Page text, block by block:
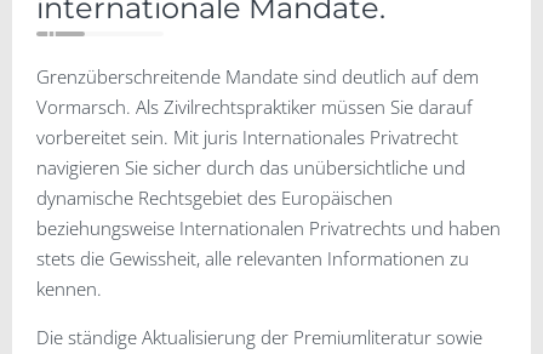
internationale Mandate.
Grenzüberschreitende Mandate sind deutlich auf dem
Vormarsch. Als Zivilrechtspraktiker müssen Sie darauf
vorbereitet sein. Mit juris Internationales Privatrecht
navigieren Sie sicher durch das unübersichtliche und
dynamische Rechtsgebiet des Europäischen
beziehungsweise Internationalen Privatrechts und haben
stets die Gewissheit, alle relevanten Informationen zu
kennen.
Die ständige Aktualisierung der Premiumliteratur sowie